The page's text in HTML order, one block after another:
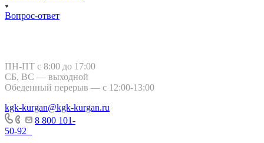
Вопрос-ответ
ПН-ПТ с 8:00 до 17:00
СБ, ВС — выходной
Обеденный перерыв — с 12:00-13:00
kgk-kurgan@kgk-kurgan.ru
8 800 101-
50-92